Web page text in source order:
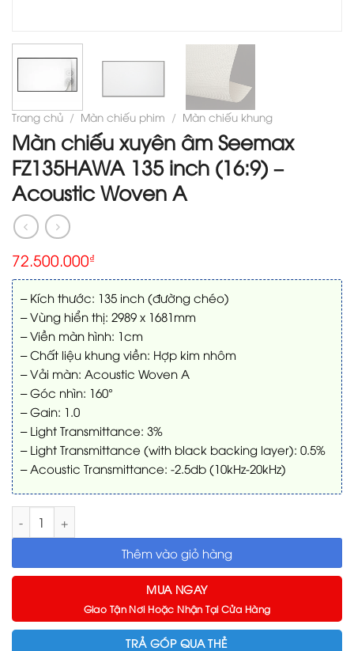
Trang chủ / Màn chiếu phim / Màn chiếu khung
Màn chiếu xuyên âm Seemax
FZ135HAWA 135 inch (16:9) –
Acoustic Woven A
72.500.000₫
– Kích thước: 135 inch (đường chéo)
– Vùng hiển thị: 2989 x 1681mm
– Viền màn hình: 1cm
– Chất liệu khung viền: Hợp kim nhôm
– Vải màn: Acoustic Woven A
– Góc nhìn: 160°
– Gain: 1.0
– Light Transmittance: 3%
– Light Transmittance (with black backing layer): 0.5%
– Acoustic Transmittance: -2.5db (10kHz-20kHz)
Màn chiếu xuyên âm Seemax FZ135HAWA 135 inch (16:9) -
Thêm vào giỏ hàng
MUA NGAY
Giao Tận Nơi Hoặc Nhận Tại Cửa Hàng
TRẢ GÓP QUA THẺ